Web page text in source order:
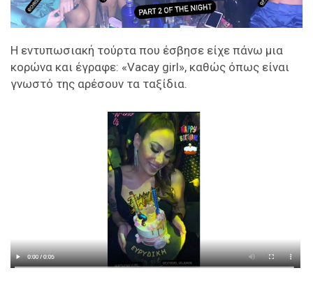
Η εντυπωσιακή τούρτα που έσβησε είχε πάνω μια
κορώνα και έγραφε: «Vacay girl», καθώς όπως είναι
γνωστό της αρέσουν τα ταξίδια.